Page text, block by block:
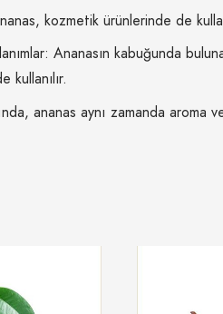
kozmetik ürünlerinde de
Ananasın kabuğunda
kullanılır.
ananas aynı zamanda